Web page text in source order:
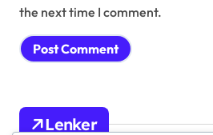
the next time I comment.
Lenker